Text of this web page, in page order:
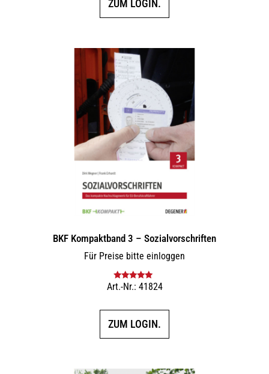
ZUM LOGIN.
BKF Kompaktband 3 – Sozialvorschriften
Für Preise bitte einloggen
Bewertet mit
Art.-Nr.: 41824
ZUM LOGIN.